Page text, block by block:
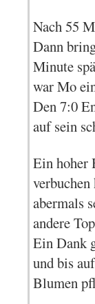
Nach 55
Dann
Minute
war Mo
Den 7:0
auf sein
Ein hoher
verbuchen
abermals
andere
Ein Dank
und bis
Blumen